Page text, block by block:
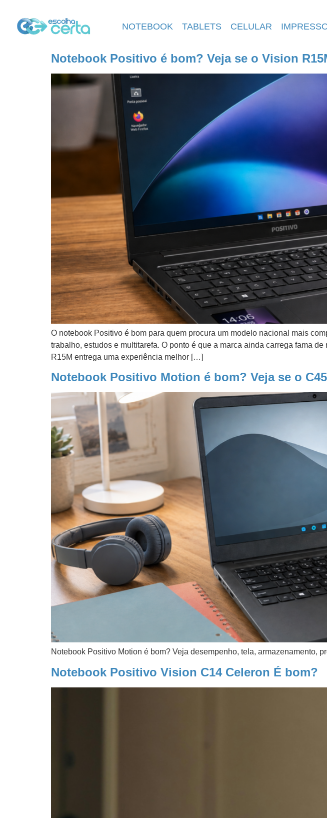
NOTEBOOK TABLETS CELULAR
Notebook Positivo é bom? Veja se o Vision
O notebook Positivo é bom para quem procura um modelo nacional mais
trabalho, estudos e multitarefa. O ponto é que a marca ainda carrega fama
R15M entrega uma experiência melhor […]
Notebook Positivo Motion é bom? Veja se o
Notebook Positivo Motion é bom? Veja desempenho, tela, armazenamento,
Notebook Positivo Vision C14 Celeron É bom?